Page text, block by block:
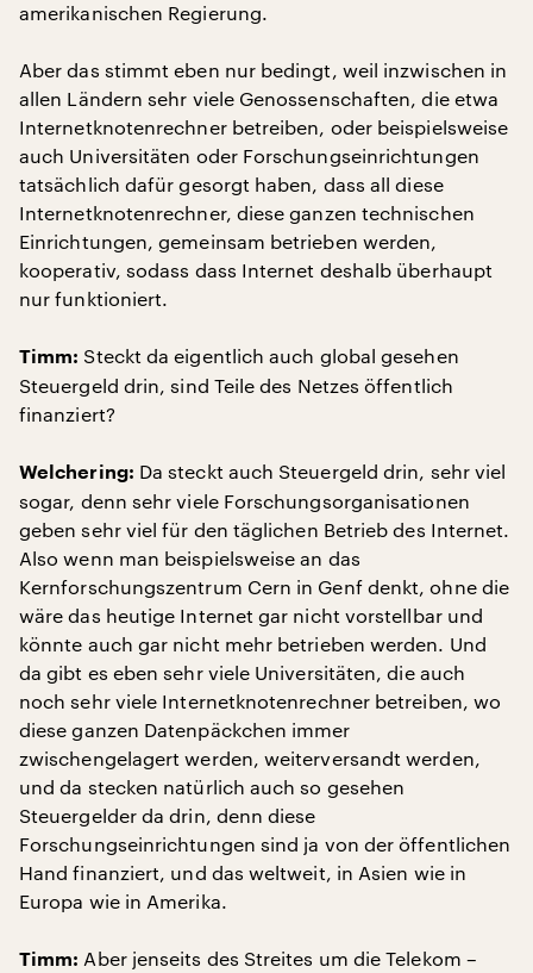
amerikanischen Regierung.
Aber das stimmt eben nur bedingt, weil inzwischen in
allen Ländern sehr viele Genossenschaften, die etwa
Internetknotenrechner betreiben, oder beispielsweise
auch Universitäten oder Forschungseinrichtungen
tatsächlich dafür gesorgt haben, dass all diese
Internetknotenrechner, diese ganzen technischen
Einrichtungen, gemeinsam betrieben werden,
kooperativ, sodass dass Internet deshalb überhaupt
nur funktioniert.
Timm: Steckt da eigentlich auch global gesehen
Steuergeld drin, sind Teile des Netzes öffentlich
finanziert?
Welchering: Da steckt auch Steuergeld drin, sehr viel
sogar, denn sehr viele Forschungsorganisationen
geben sehr viel für den täglichen Betrieb des Internet.
Also wenn man beispielsweise an das
Kernforschungszentrum Cern in Genf denkt, ohne die
wäre das heutige Internet gar nicht vorstellbar und
könnte auch gar nicht mehr betrieben werden. Und
da gibt es eben sehr viele Universitäten, die auch
noch sehr viele Internetknotenrechner betreiben, wo
diese ganzen Datenpäckchen immer
zwischengelagert werden, weiterversandt werden,
und da stecken natürlich auch so gesehen
Steuergelder da drin, denn diese
Forschungseinrichtungen sind ja von der öffentlichen
Hand finanziert, und das weltweit, in Asien wie in
Europa wie in Amerika.
Timm: Aber jenseits des Streites um die Telekom –